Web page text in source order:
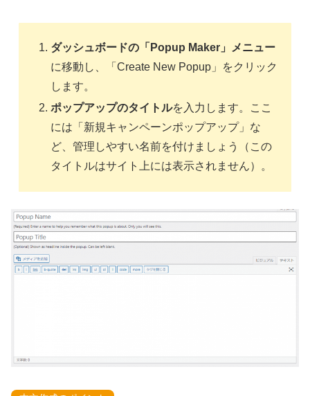
ダッシュボードの「Popup Maker」メニュー
に移動し、「Create New Popup」をクリック
します。
ポップアップのタイトルを入力します。ここ
には「新規キャンペーンポップアップ」な
ど、管理しやすい名前を付けましょう（この
タイトルはサイト上には表示されません）。